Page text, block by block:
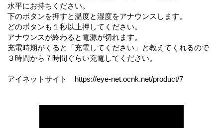
水平にお持ちください。
下のボタンを押すと温度と湿度をアナウンスします。
どのボタンも１秒以上押してください。
アナウンスが終わると電源が切れます。
充電時期がくると「充電してください」と教えてくれるので
３時間から７時間ぐらい充電してください。
アイネットサイト https://eye-net.ocnk.net/product/7